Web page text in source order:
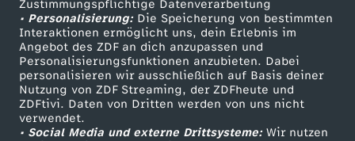
Zustimmungspflichtige Datenverarbeitung
• Personalisierung:Die Speicherung von bestimmten
Interaktionen ermöglicht uns, dein Erlebnis im
Angebot des ZDF an dich anzupassen und
Personalisierungsfunktionen anzubieten. Dabei
personalisieren wir ausschließlich auf Basis deiner
Nutzung von ZDF Streaming, der ZDFheute und
ZDFtivi. Daten von Dritten werden von uns nicht
verwendet.
• Social Media und externe Drittsysteme:Wir nutzen
n
d
F
e
W
e
l
n
Livestreams
Sendungen A-Z
TV-Programm
Zuschauerservice
Hilfe
ZDF Unternehmen